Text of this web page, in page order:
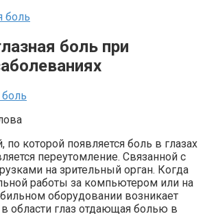
боль
боль при
по которой появляется боль в глазах
переутомление. Связанной с
на зрительный орган. Когда
работы за компьютером или на
оборудовании возникает
области глаз отдающая болью в